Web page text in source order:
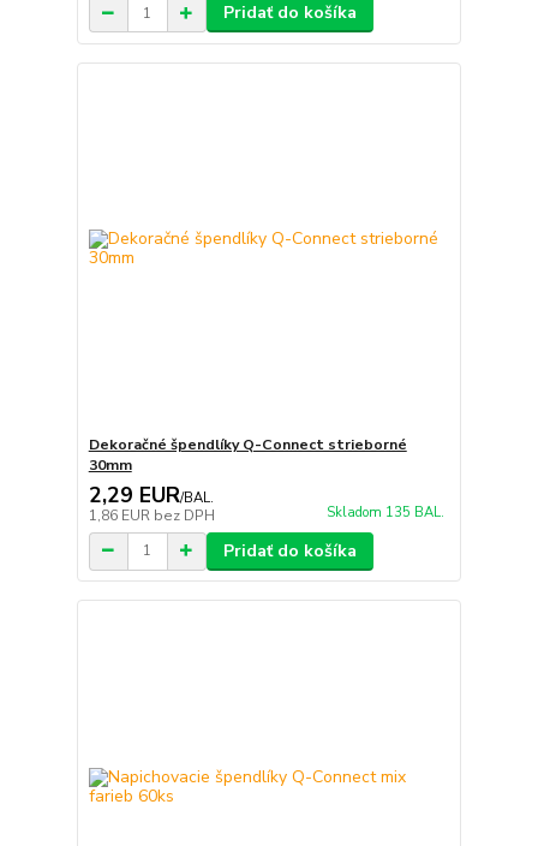
Pridať do košíka
Dekoračné špendlíky Q-Connect strieborné
30mm
2,29 EUR/BAL.
1,86 EUR bez DPH Skladom 135 BAL.
Pridať do košíka